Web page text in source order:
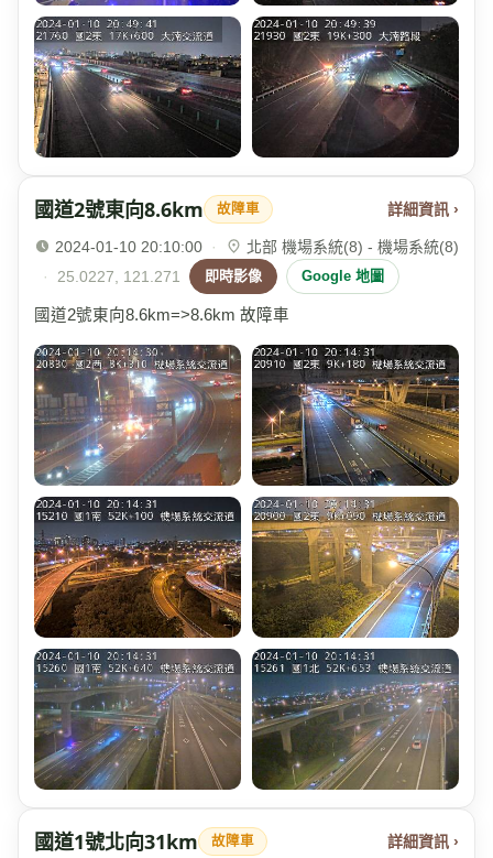
國道2號東向8.6km 故障車 詳細資訊 ›
2024-01-10 20:10:00 ·
北部 機場系統(8) - 機場系統(8)
·
25.0227, 121.271 即時影像 Google 地圖
國道2號東向8.6km=>8.6km 故障車
國道1號北向31km 故障車 詳細資訊 ›